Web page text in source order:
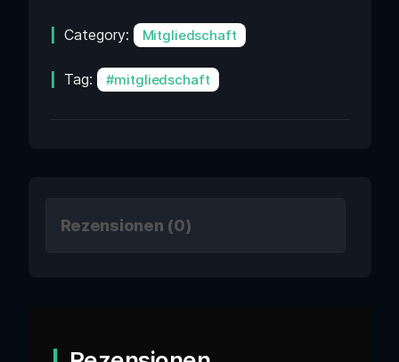
Category: Mitgliedschaft
Tag: mitgliedschaft
Rezensionen (0)